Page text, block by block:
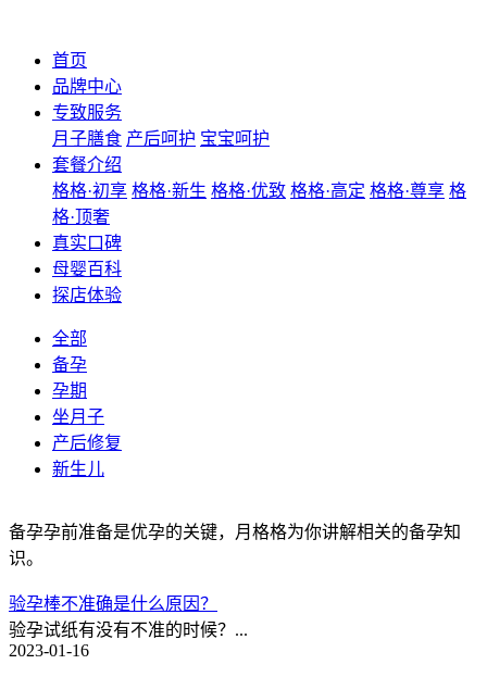
首页
品牌中心
专致服务
月子膳食 产后呵护 宝宝呵护
套餐介绍
格格·初享 格格·新生 格格·优致 格格·高定 格格·尊享 格
格·顶奢
真实口碑
母婴百科
探店体验
全部
备孕
孕期
坐月子
产后修复
新生儿
备孕孕前准备是优孕的关键，月格格为你讲解相关的备孕知
识。
验孕棒不准确是什么原因？
验孕试纸有没有不准的时候？...
2023-01-16